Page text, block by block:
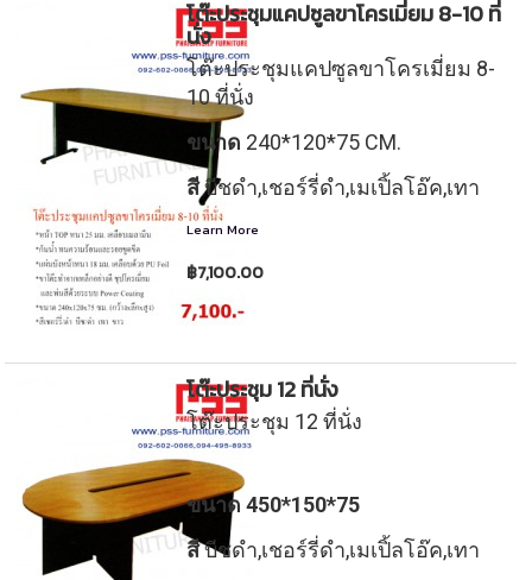
@
โต๊ะประชุมแคปซูลขาโครเมี่ยม 8-10 ที่
นั่ง
โต๊ะประชุมแคปซูลขาโครเมี่ยม 8-
10 ที่นั่ง
ขนาด 240*120*75 CM.
สีบีชดำ,เชอร์รี่ดำ,เมเปิ้ลโอ๊ค,เทา
Learn More
฿7,100.00
โต๊ะประชุม 12 ที่นั่ง
โต๊ะประชุม 12 ที่นั่ง
ขนาด 450*150*75
สีบีชดำ,เชอร์รี่ดำ,เมเปิ้ลโอ๊ค,เทา